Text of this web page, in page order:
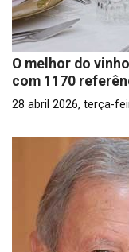
O melhor do
com 1170
28 abril 2026, terça-